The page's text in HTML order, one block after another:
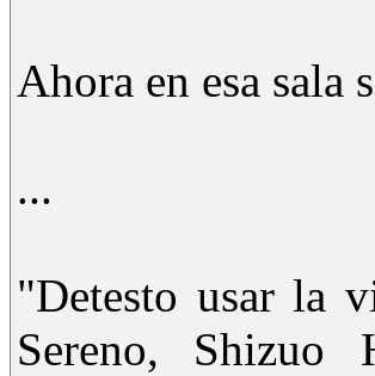
Ahora en esa sala
...
"Detesto usar la
Sereno, Shizuo